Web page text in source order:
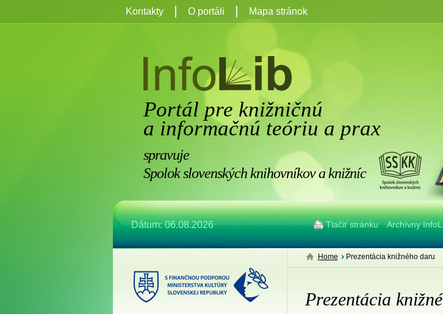
Portál pre knižničnú
a informačnú teóriu a prax
spravuje
Spolok slovenských knihovníkov a knižníc
Dátum: 06.08.2026 Tlačiť stránku Archívny
Kontakty O portáli Mapa stránok
Home Prezentácia knižného daru
Prezentácia